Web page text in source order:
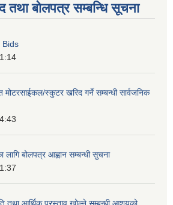
तथा बोलपत्र सम्बन्धि सूचना
Bids
मोटरसाईकल/स्कुटर खरिद गर्ने सम्बन्धी सार्वजनिक
लागि बोलपत्र आह्वान सम्बन्धी सुचना